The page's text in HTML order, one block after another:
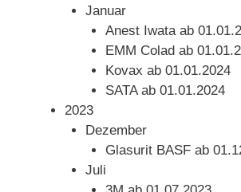
Januar
Anest Iwata ab
EMM Colad ab
Kovax ab 01.01.2024
SATA ab 01.01.2024
2023
Dezember
Glasurit BASF ab
Juli